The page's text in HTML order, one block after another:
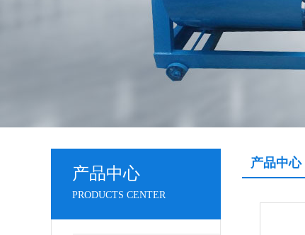
产品中心
PRODUCTS CENTER
产品中心